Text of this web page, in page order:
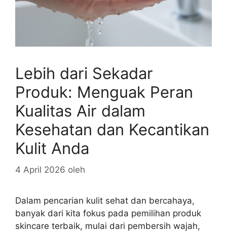
Lebih dari Sekadar
Produk: Menguak Peran
Kualitas Air dalam
Kesehatan dan Kecantikan
Kulit Anda
4 April 2026 oleh
Dalam pencarian kulit sehat dan bercahaya,
banyak dari kita fokus pada pemilihan produk
skincare terbaik, mulai dari pembersih wajah,